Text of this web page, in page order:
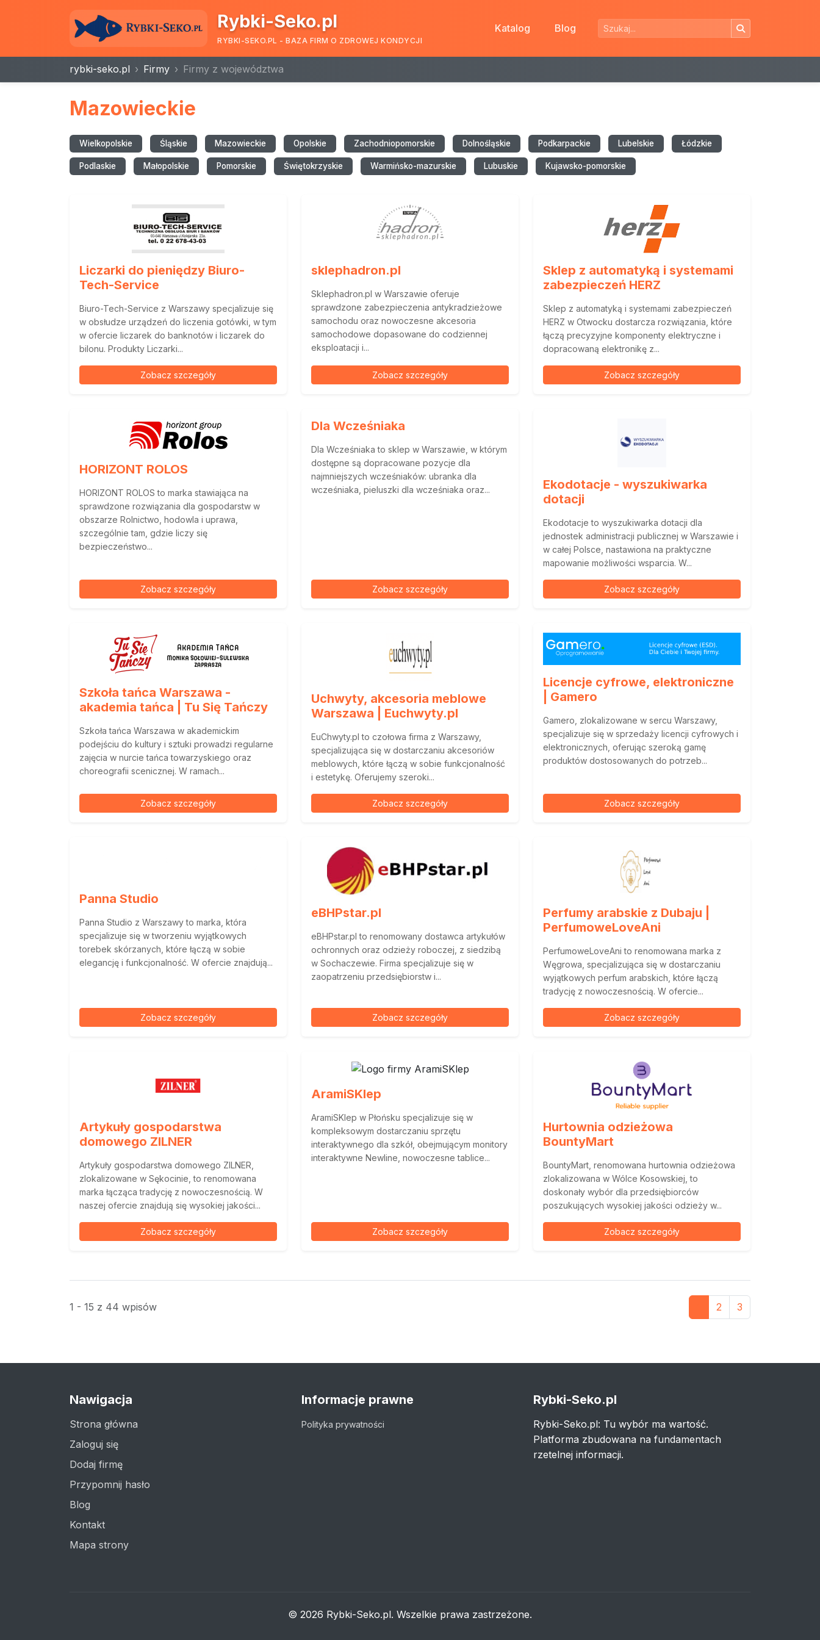
Rybki-Seko.pl
RYBKI-SEKO.PL - BAZA FIRM O ZDROWEJ KONDYCJI
Katalog Blog
rybki-seko.pl Firmy Firmy z województwa
Mazowieckie
Wielkopolskie Śląskie Mazowieckie Opolskie Zachodniopomorskie Dolnośląskie Podkarpackie Lubelskie Łódzkie
Podlaskie Małopolskie Pomorskie Świętokrzyskie Warmińsko-mazurskie Lubuskie Kujawsko-pomorskie
Liczarki do pieniędzy Biuro-
Tech-Service
Biuro-Tech-Service z Warszawy specjalizuje się
w obsłudze urządzeń do liczenia gotówki, w tym
w ofercie liczarek do banknotów i liczarek do
bilonu. Produkty Liczarki...
Zobacz szczegóły
sklephadron.pl
Sklephadron.pl w Warszawie oferuje
sprawdzone zabezpieczenia antykradzieżowe
samochodu oraz nowoczesne akcesoria
samochodowe dopasowane do codziennej
eksploatacji i...
Zobacz szczegóły
Sklep z automatyką i systemami
zabezpieczeń HERZ
Sklep z automatyką i systemami zabezpieczeń
HERZ w Otwocku dostarcza rozwiązania, które
łączą precyzyjne komponenty elektryczne i
dopracowaną elektronikę z...
Zobacz szczegóły
HORIZONT ROLOS
HORIZONT ROLOS to marka stawiająca na
sprawdzone rozwiązania dla gospodarstw w
obszarze Rolnictwo, hodowla i uprawa,
szczególnie tam, gdzie liczy się
bezpieczeństwo...
Zobacz szczegóły
Dla Wcześniaka
Dla Wcześniaka to sklep w Warszawie, w którym
dostępne są dopracowane pozycje dla
najmniejszych wcześniaków: ubranka dla
wcześniaka, pieluszki dla wcześniaka oraz...
Zobacz szczegóły
Ekodotacje - wyszukiwarka
dotacji
Ekodotacje to wyszukiwarka dotacji dla
jednostek administracji publicznej w Warszawie i
w całej Polsce, nastawiona na praktyczne
mapowanie możliwości wsparcia. W...
Zobacz szczegóły
Szkoła tańca Warszawa -
akademia tańca | Tu Się Tańczy
Szkoła tańca Warszawa w akademickim
podejściu do kultury i sztuki prowadzi regularne
zajęcia w nurcie tańca towarzyskiego oraz
choreografii scenicznej. W ramach...
Zobacz szczegóły
Uchwyty, akcesoria meblowe
Warszawa | Euchwyty.pl
EuChwyty.pl to czołowa firma z Warszawy,
specjalizująca się w dostarczaniu akcesoriów
meblowych, które łączą w sobie funkcjonalność
i estetykę. Oferujemy szeroki...
Zobacz szczegóły
Licencje cyfrowe, elektroniczne
| Gamero
Gamero, zlokalizowane w sercu Warszawy,
specjalizuje się w sprzedaży licencji cyfrowych i
elektronicznych, oferując szeroką gamę
produktów dostosowanych do potrzeb...
Zobacz szczegóły
Panna Studio
Panna Studio z Warszawy to marka, która
specjalizuje się w tworzeniu wyjątkowych
torebek skórzanych, które łączą w sobie
elegancję i funkcjonalność. W ofercie znajdują...
Zobacz szczegóły
eBHPstar.pl
eBHPstar.pl to renomowany dostawca artykułów
ochronnych oraz odzieży roboczej, z siedzibą
w Sochaczewie. Firma specjalizuje się w
zaopatrzeniu przedsiębiorstw i...
Zobacz szczegóły
Perfumy arabskie z Dubaju |
PerfumoweLoveAni
PerfumoweLoveAni to renomowana marka z
Węgrowa, specjalizująca się w dostarczaniu
wyjątkowych perfum arabskich, które łączą
tradycję z nowoczesnością. W ofercie...
Zobacz szczegóły
Artykuły gospodarstwa
domowego ZILNER
Artykuły gospodarstwa domowego ZILNER,
zlokalizowane w Sękocinie, to renomowana
marka łącząca tradycję z nowoczesnością. W
naszej ofercie znajdują się wysokiej jakości...
Zobacz szczegóły
AramiSKlep
AramiSKlep w Płońsku specjalizuje się w
kompleksowym dostarczaniu sprzętu
interaktywnego dla szkół, obejmującym monitory
interaktywne Newline, nowoczesne tablice...
Zobacz szczegóły
Hurtownia odzieżowa
BountyMart
BountyMart, renomowana hurtownia odzieżowa
zlokalizowana w Wólce Kosowskiej, to
doskonały wybór dla przedsiębiorców
poszukujących wysokiej jakości odzieży w...
Zobacz szczegóły
1 - 15 z 44 wpisów 2 3
Nawigacja
Strona główna
Zaloguj się
Dodaj firmę
Przypomnij hasło
Blog
Kontakt
Mapa strony
Informacje prawne
Polityka prywatności
Rybki-Seko.pl
Rybki-Seko.pl: Tu wybór ma wartość.
Platforma zbudowana na fundamentach
rzetelnej informacji.
© 2026 Rybki-Seko.pl. Wszelkie prawa zastrzeżone.